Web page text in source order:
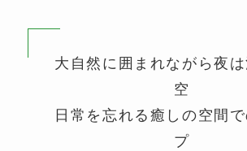
大自然に囲まれながら夜
空
日常を忘れる癒しの空間
プ